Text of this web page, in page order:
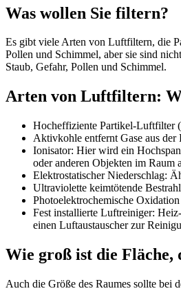
Was wollen Sie filtern?
Es gibt viele Arten von Luftfiltern, die
Pollen und Schimmel, aber sie sind
Staub, Gefahr, Pollen und Schimmel.
Arten von Luftfiltern:
Hocheffiziente Partikel-Luftfilter
Aktivkohle entfernt Gase aus der
Ionisator: Hier wird ein
oder anderen Objekten im Raum
Elektrostatischer Niederschlag:
Ultraviolette keimtötende
Photoelektrochemische
Fest installierte Luftreiniger:
einen Luftaustauscher zur
Wie groß ist die Fläche,
Auch die Größe des Raumes sollte bei